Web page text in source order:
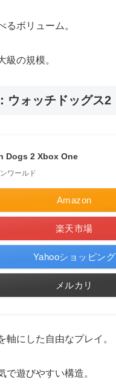
るボリューム。
級の規模。
ウォッチドッグス2
Dogs 2 Xbox One
ワールド
Amazon
楽天市場
Yahooショッピング
メルカリ
軸にした自由なプレイ。
で遊びやすい構造。